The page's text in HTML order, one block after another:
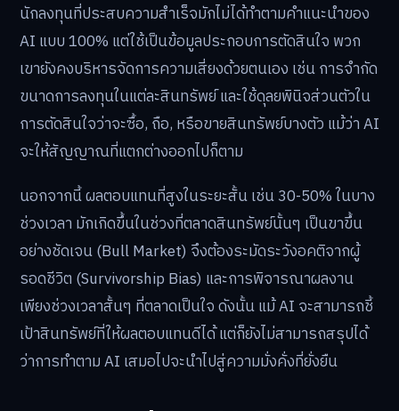
นักลงทุนที่ประสบความสำเร็จมักไม่ได้ทำตามคำแนะนำของ
AI แบบ 100% แต่ใช้เป็นข้อมูลประกอบการตัดสินใจ พวก
เขายังคงบริหารจัดการความเสี่ยงด้วยตนเอง เช่น การจำกัด
ขนาดการลงทุนในแต่ละสินทรัพย์ และใช้ดุลยพินิจส่วนตัวใน
การตัดสินใจว่าจะซื้อ, ถือ, หรือขายสินทรัพย์บางตัว แม้ว่า AI
จะให้สัญญาณที่แตกต่างออกไปก็ตาม
นอกจากนี้ ผลตอบแทนที่สูงในระยะสั้น เช่น 30-50% ในบาง
ช่วงเวลา มักเกิดขึ้นในช่วงที่ตลาดสินทรัพย์นั้นๆ เป็นขาขึ้น
อย่างชัดเจน (Bull Market) จึงต้องระมัดระวังอคติจากผู้
รอดชีวิต (Survivorship Bias) และการพิจารณาผลงาน
เพียงช่วงเวลาสั้นๆ ที่ตลาดเป็นใจ ดังนั้น แม้ AI จะสามารถชี้
เป้าสินทรัพย์ที่ให้ผลตอบแทนดีได้ แต่ก็ยังไม่สามารถสรุปได้
ว่าการทำตาม AI เสมอไปจะนำไปสู่ความมั่งคั่งที่ยั่งยืน